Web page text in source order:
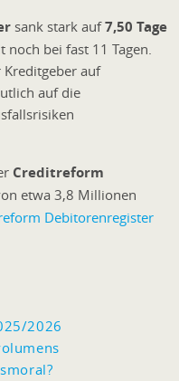
sank stark auf7,50 Tage
bei fast 11 Tagen.
auf
auf die
Creditreform
etwa 3,8 Millionen
Debitorenregister
2026